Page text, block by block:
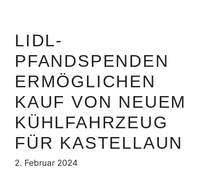
LIDL-
PFANDSPENDEN
ERMÖGLICHEN
KAUF VON NEUEM
KÜHLFAHRZEUG
FÜR KASTELLAUN
2. Februar 2024